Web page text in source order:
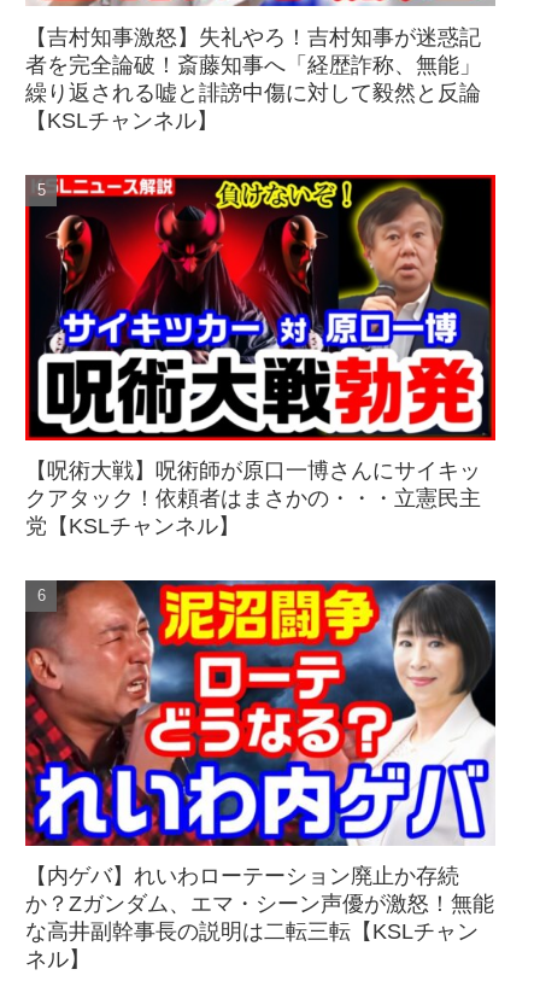
【吉村知事激怒】失礼やろ！吉村知事が迷惑記
者を完全論破！斎藤知事へ「経歴詐称、無能」
繰り返される嘘と誹謗中傷に対して毅然と反論
【KSLチャンネル】
【呪術大戦】呪術師が原口一博さんにサイキッ
クアタック！依頼者はまさかの・・・立憲民主
党【KSLチャンネル】
【内ゲバ】れいわローテーション廃止か存続
か？Zガンダム、エマ・シーン声優が激怒！無能
な高井副幹事長の説明は二転三転【KSLチャン
ネル】